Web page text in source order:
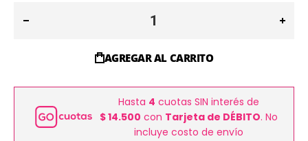
AGREGAR AL CARRITO
Hasta 4 cuotas SIN interés de
$ 14.500 con Tarjeta de DÉBITO. No
incluye costo de envío